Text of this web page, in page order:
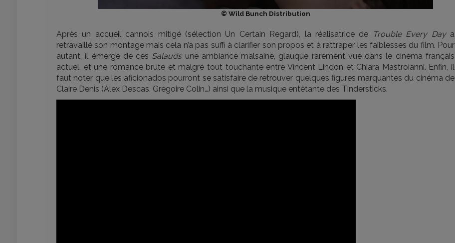
© Wild Bunch Distribution
Après un accueil cannois mitigé (sélection Un Certain Regard), la réalisatrice de Trouble Every Daya
retravaillé son montage mais cela n’a pas suffi à clarifier son propos et à rattraper les faiblesses du film. Pour
autant, il émerge de ces Salaudsune ambiance malsaine, glauque rarement vue dans le cinéma français
actuel, et une romance brute et malgré tout touchante entre Vincent Lindon et Chiara Mastroianni. Enfin, il
faut noter que les aficionados pourront se satisfaire de retrouver quelques figures marquantes du cinéma de
Claire Denis (Alex Descas, Grégoire Colin…) ainsi que la musique entêtante des Tindersticks.